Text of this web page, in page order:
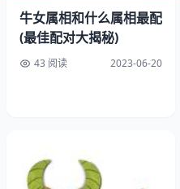
1.稳定性
牛女属相和什么属相最配
(最佳配对大揭秘)
43 阅读 2023-06-20